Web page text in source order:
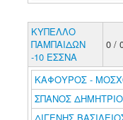
ΚΥΠΕΛΛΟ
ΠΑΜΠΑΙΔΩΝ
-10 ΕΣΣΝΑ
0 /
ΚΑΦΟΥΡΟΣ -
ΣΠΑΝΟΣ